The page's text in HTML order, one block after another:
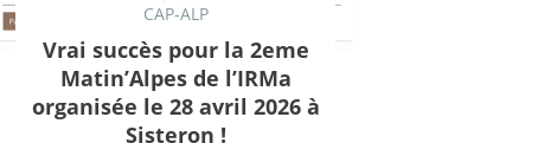
CAP-ALP
Vrai succès pour la 2eme
Matin’Alpes de l’IRMa
organisée le 28 avril 2026 à
Sisteron !